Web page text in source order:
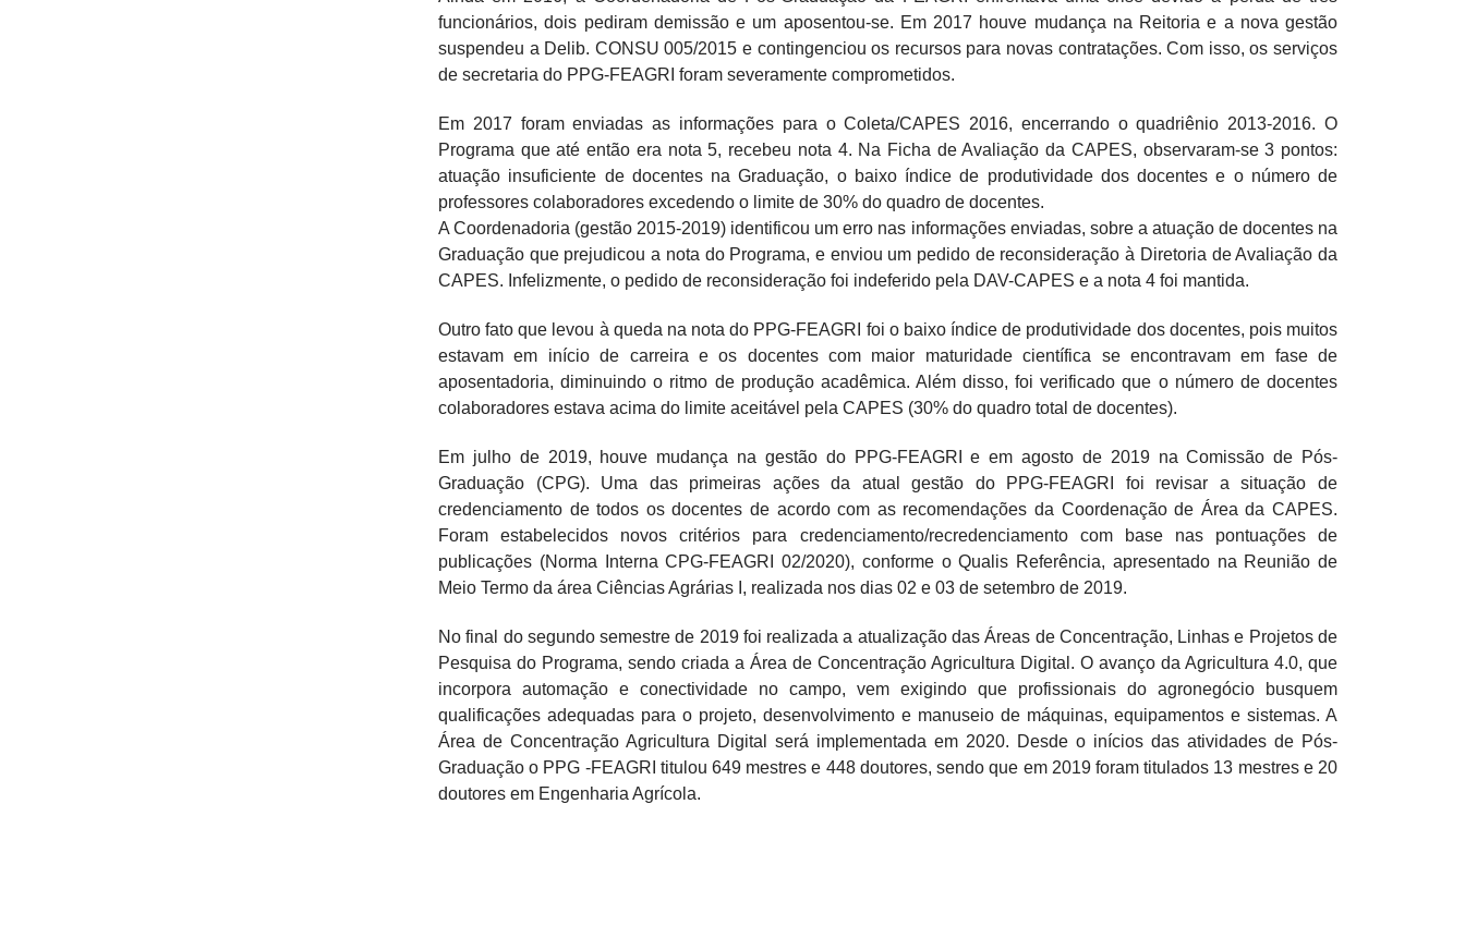
funcionários, dois pediram demissão e um aposentou-se. Em 2017 houve mudança na Reitoria e a nova gestão
suspendeu a Delib. CONSU 005/2015 e contingenciou os recursos para novas contratações. Com isso, os serviços
de secretaria do PPG-FEAGRI foram severamente comprometidos.
Em 2017 foram enviadas as informações para o Coleta/CAPES 2016, encerrando o quadriênio 2013-2016. O
Programa que até então era nota 5, recebeu nota 4. Na Ficha de Avaliação da CAPES, observaram-se 3 pontos:
atuação insuficiente de docentes na Graduação, o baixo índice de produtividade dos docentes e o número de
professores colaboradores excedendo o limite de 30% do quadro de docentes.
A Coordenadoria (gestão 2015-2019) identificou um erro nas informações enviadas, sobre a atuação de docentes na
Graduação que prejudicou a nota do Programa, e enviou um pedido de reconsideração à Diretoria de Avaliação da
CAPES. Infelizmente, o pedido de reconsideração foi indeferido pela DAV-CAPES e a nota 4 foi mantida.
Outro fato que levou à queda na nota do PPG-FEAGRI foi o baixo índice de produtividade dos docentes, pois muitos
estavam em início de carreira e os docentes com maior maturidade científica se encontravam em fase de
aposentadoria, diminuindo o ritmo de produção acadêmica. Além disso, foi verificado que o número de docentes
colaboradores estava acima do limite aceitável pela CAPES (30% do quadro total de docentes).
Em julho de 2019, houve mudança na gestão do PPG-FEAGRI e em agosto de 2019 na Comissão de Pós-
Graduação (CPG). Uma das primeiras ações da atual gestão do PPG-FEAGRI foi revisar a situação de
credenciamento de todos os docentes de acordo com as recomendações da Coordenação de Área da CAPES.
Foram estabelecidos novos critérios para credenciamento/recredenciamento com base nas pontuações de
publicações (Norma Interna CPG-FEAGRI 02/2020), conforme o Qualis Referência, apresentado na Reunião de
Meio Termo da área Ciências Agrárias I, realizada nos dias 02 e 03 de setembro de 2019.
No final do segundo semestre de 2019 foi realizada a atualização das Áreas de Concentração, Linhas e Projetos de
Pesquisa do Programa, sendo criada a Área de Concentração Agricultura Digital. O avanço da Agricultura 4.0, que
incorpora automação e conectividade no campo, vem exigindo que profissionais do agronegócio busquem
qualificações adequadas para o projeto, desenvolvimento e manuseio de máquinas, equipamentos e sistemas. A
Área de Concentração Agricultura Digital será implementada em 2020. Desde o inícios das atividades de Pós-
Graduação o PPG -FEAGRI titulou 649 mestres e 448 doutores, sendo que em 2019 foram titulados 13 mestres e 20
doutores em Engenharia Agrícola.